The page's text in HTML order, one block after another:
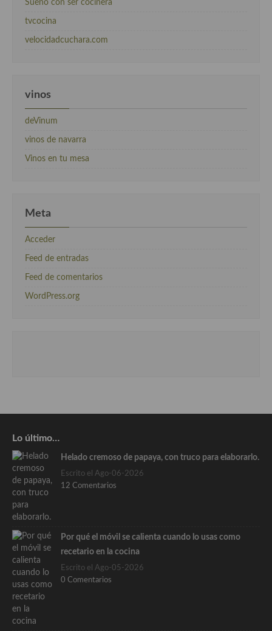
Sueño con ser cocinera
tvcocina
velocidadcuchara.com
vinos
deVinum
vinos de navarra
Vinos en tu mesa
Meta
Acceder
Feed de entradas
Feed de comentarios
WordPress.org
Lo último…
Helado cremoso de papaya, con truco para elaborarlo.
Escrito el Ago-06-2026
12 Comentarios
Por qué el móvil se calienta cuando lo usas como
recetario en la cocina
Escrito el Ago-05-2026
0 Comentarios